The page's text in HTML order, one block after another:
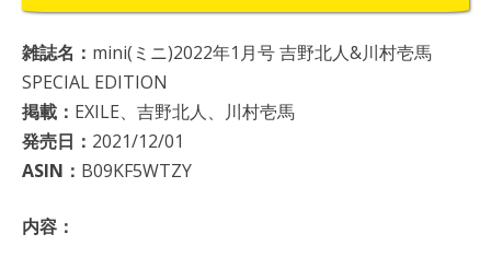
雑誌名： mini(ミニ)2022年1月号 吉野北人&川村壱馬
SPECIAL EDITION
掲載： EXILE、吉野北人、川村壱馬
発売日： 2021/12/01
ASIN： B09KF5WTZY
内容：